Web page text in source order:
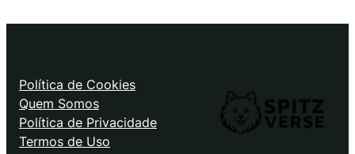
Política de Cookies
Quem Somos
Política de Privacidade
Termos de Uso